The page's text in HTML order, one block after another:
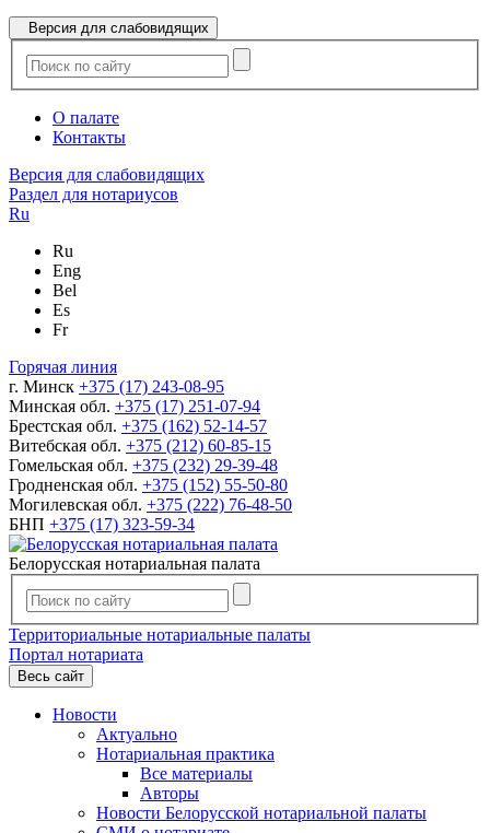
Версия для слабовидящих
О палате
Контакты
Версия для слабовидящих
Раздел для нотариусов
Ru
Ru
Eng
Bel
Es
Fr
Горячая линия
г. Минск +375 (17) 243-08-95
Минская обл. +375 (17) 251-07-94
Брестская обл. +375 (162) 52-14-57
Витебская обл. +375 (212) 60-85-15
Гомельская обл. +375 (232) 29-39-48
Гродненская обл. +375 (152) 55-50-80
Могилевская обл. +375 (222) 76-48-50
БНП +375 (17) 323-59-34
Белорусская нотариальная палата
Территориальные нотариальные палаты
Портал нотариата
Весь сайт
Новости
Актуально
Нотариальная практика
Все материалы
Авторы
Новости Белорусской нотариальной палаты